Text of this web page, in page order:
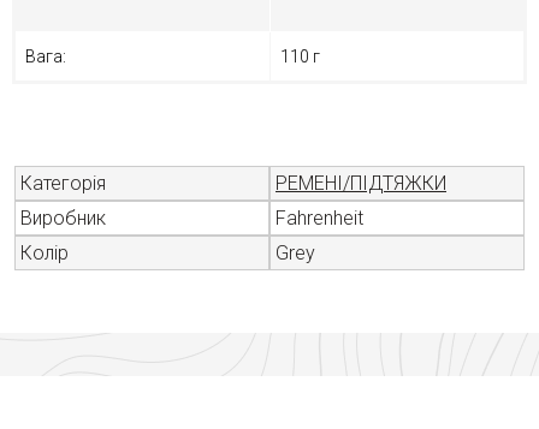
Вага: 110 г
Категорія
РЕМЕНІ/ПІДТЯЖКИ
Виробник
Fahrenheit
Колір
Grey